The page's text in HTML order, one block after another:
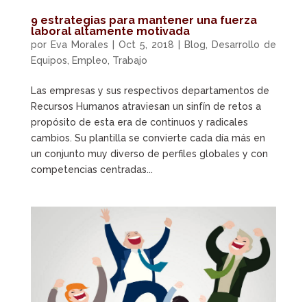
9 estrategias para mantener una fuerza
laboral altamente motivada
por Eva Morales Oct 5, 2018 Blog
Desarrollo de
Equipos
Empleo Trabajo
Las empresas y sus respectivos departamentos de
Recursos Humanos atraviesan un sinfín de retos a
propósito de esta era de continuos y radicales
cambios. Su plantilla se convierte cada día más en
un conjunto muy diverso de perfiles globales y con
competencias centradas...